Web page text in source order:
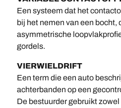
Een systeem dat het
bij het nemen van een bocht,
asymmetrische
gordels.
VIERWIELDRIFT
Een term die een auto
achterbanden op een
De bestuurder gebruikt